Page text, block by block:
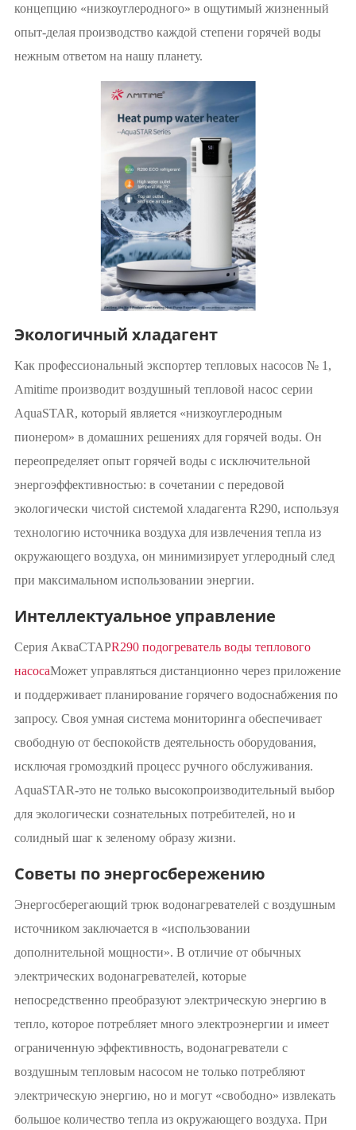
концепцию «низкоуглеродного» в ощутимый жизненный
опыт-делая производство каждой степени горячей воды
нежным ответом на нашу планету.
Экологичный хладагент
Как профессиональный экспортер тепловых насосов № 1,
Amitime производит воздушный тепловой насос серии
AquaSTAR, который является «низкоуглеродным
пионером» в домашних решениях для горячей воды. Он
переопределяет опыт горячей воды с исключительной
энергоэффективностью: в сочетании с передовой
экологически чистой системой хладагента R290, используя
технологию источника воздуха для извлечения тепла из
окружающего воздуха, он минимизирует углеродный след
при максимальном использовании энергии.
Интеллектуальное управление
Серия АкваСТАРR290 подогреватель воды теплового
насосаМожет управляться дистанционно через приложение
и поддерживает планирование горячего водоснабжения по
запросу. Своя умная система мониторинга обеспечивает
свободную от беспокойств деятельность оборудования,
исключая громоздкий процесс ручного обслуживания.
AquaSTAR-это не только высокопроизводительный выбор
для экологически сознательных потребителей, но и
солидный шаг к зеленому образу жизни.
Советы по энергосбережению
Энергосберегающий трюк водонагревателей с воздушным
источником заключается в «использовании
дополнительной мощности». В отличие от обычных
электрических водонагревателей, которые
непосредственно преобразуют электрическую энергию в
тепло, которое потребляет много электроэнергии и имеет
ограниченную эффективность, водонагреватели с
воздушным тепловым насосом не только потребляют
электрическую энергию, но и могут «свободно» извлекать
большое количество тепла из окружающего воздуха. При